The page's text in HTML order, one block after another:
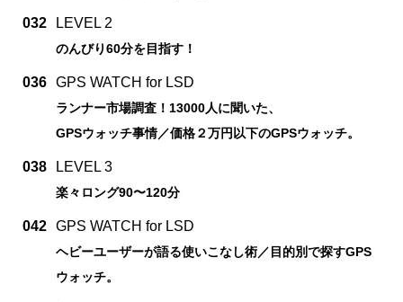
032 LEVEL 2
のんびり60分を目指す！
036 GPS WATCH for LSD
ランナー市場調査！13000人に聞いた、
GPSウォッチ事情／価格２万円以下のGPSウォッチ。
038 LEVEL 3
楽々ロング90〜120分
042 GPS WATCH for LSD
ヘビーユーザーが語る使いこなし術／目的別で探すGPS
ウォッチ。